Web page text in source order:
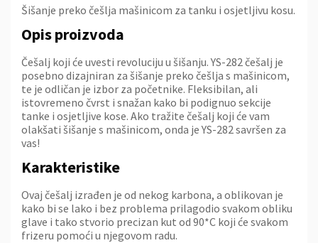
Šišanje preko češlja mašinicom za tanku i osjetljivu kosu.
Opis proizvoda
Češalj koji će uvesti revoluciju u šišanju. YS-282 češalj je
posebno dizajniran za šišanje preko češlja s mašinicom,
te je odličan je izbor za početnike. Fleksibilan, ali
istovremeno čvrst i snažan kako bi podignuo sekcije
tanke i osjetljive kose. Ako tražite češalj koji će vam
olakšati šišanje s mašinicom, onda je YS-282 savršen za
vas!
Karakteristike
Ovaj češalj izrađen je od nekog karbona, a oblikovan je
kako bi se lako i bez problema prilagodio svakom obliku
glave i tako stvorio precizan kut od 90*C koji će svakom
frizeru pomoći u njegovom radu.